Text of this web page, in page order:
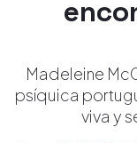
Madeleine
psíquica
viva y